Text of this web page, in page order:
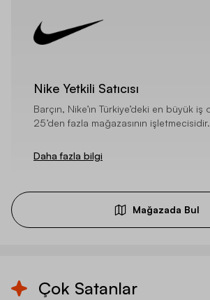
Nike Yetkili Satıcısı
Barçın, Nike’ın Türkiye’deki en büyük iş
25’den fazla mağazasının işletmecisidir.
Daha fazla bilgi
Mağazada Bul
Çok Satanlar